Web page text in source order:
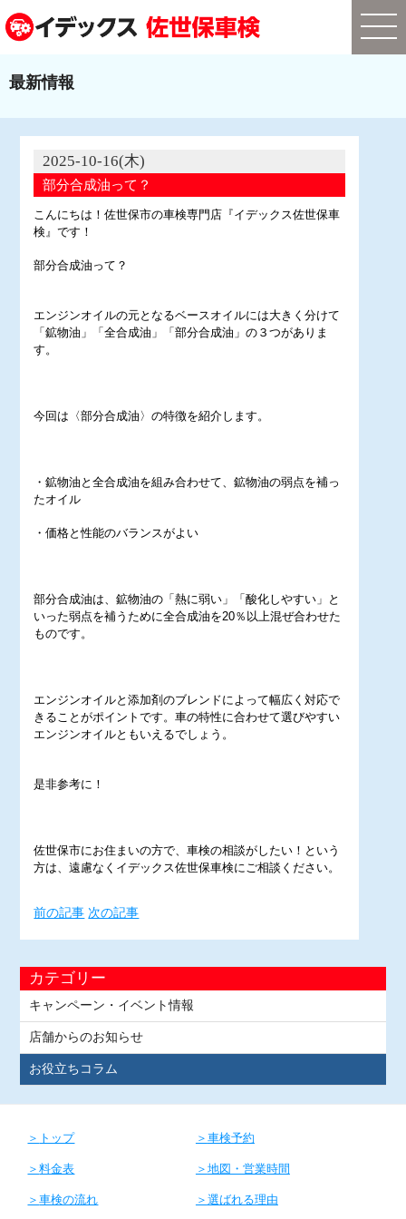
最新情報
2025-10-16(木)
部分合成油って？
こんにちは！佐世保市の車検専門店『イデックス佐世保車
検』です！
部分合成油って？
エンジンオイルの元となるベースオイルには大きく分けて
「鉱物油」「全合成油」「部分合成油」の３つがありま
す。
今回は〈部分合成油〉の特徴を紹介します。
・鉱物油と全合成油を組み合わせて、鉱物油の弱点を補っ
たオイル
・価格と性能のバランスがよい
部分合成油は、鉱物油の「熱に弱い」「酸化しやすい」と
いった弱点を補うために全合成油を20％以上混ぜ合わせた
ものです。
エンジンオイルと添加剤のブレンドによって幅広く対応で
きることがポイントです。車の特性に合わせて選びやすい
エンジンオイルともいえるでしょう。
是非参考に！
佐世保市にお住まいの方で、車検の相談がしたい！という
方は、遠慮なくイデックス佐世保車検にご相談ください。
前の記事 次の記事
カテゴリー
キャンペーン・イベント情報
店舗からのお知らせ
お役立ちコラム
トップ 車検予約
料金表 地図・営業時間
車検の流れ 選ばれる理由